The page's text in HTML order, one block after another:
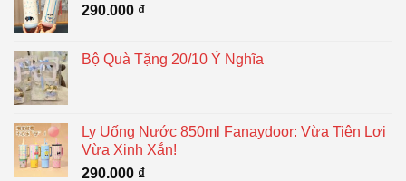
290.000 ₫
Bộ Quà Tặng 20/10 Ý Nghĩa
Ly Uống Nước 850ml Fanaydoor: Vừa Tiện Lợi
Vừa Xinh Xắn!
290.000 ₫